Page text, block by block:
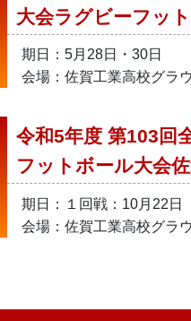
大会ラグビーフッ
期日：5月28日・30日
会場：佐賀工業高校グラ
令和5年度 第103回
フットボール大会
期日：１回戦：10月22日
会場：佐賀工業高校グラ